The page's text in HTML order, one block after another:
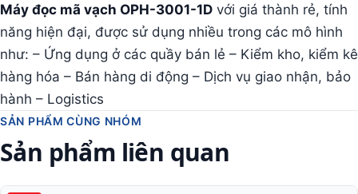
Máy đọc mã vạch OPH-3001-1D với giá thành rẻ, tính
năng hiện đại, được sử dụng nhiều trong các mô hình
như: – Ứng dụng ở các quầy bán lẻ – Kiểm kho, kiểm kê
hàng hóa – Bán hàng di động – Dịch vụ giao nhận, bảo
hành – Logistics
SẢN PHẨM CÙNG NHÓM
Sản phẩm liên quan